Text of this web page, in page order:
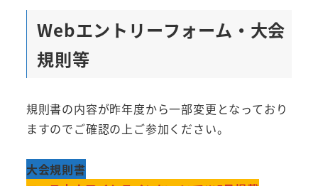
Webエントリーフォーム・大会
規則等
規則書の内容が昨年度から一部変更となっており
ますのでご確認の上ご参加ください。
大会規則書